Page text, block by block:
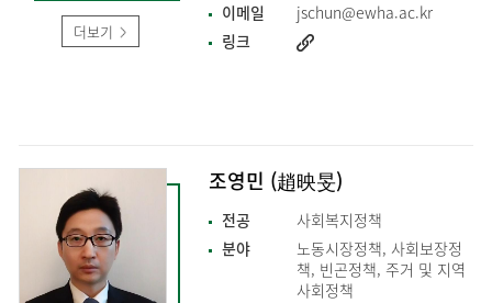
더보기
이메일
jschun@ewha.ac.kr
링크
조영민 (趙映旻)
전공
사회복지정책
분야
노동시장정책, 사회보장정
책, 빈곤정책, 주거 및 지역
사회정책